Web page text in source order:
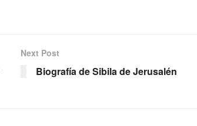
Next Post
Biografía de Sibila de Jerusalén